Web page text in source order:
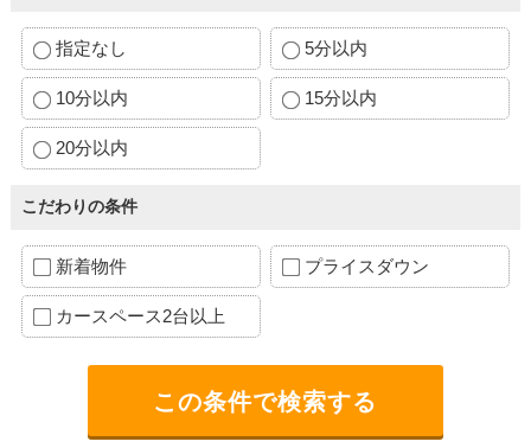
指定なし 5分以内
10分以内 15分以内
20分以内
こだわりの条件
新着物件 プライスダウン
カースペース2台以上